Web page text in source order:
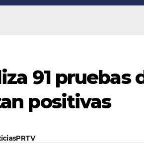
91 pruebas
positivas